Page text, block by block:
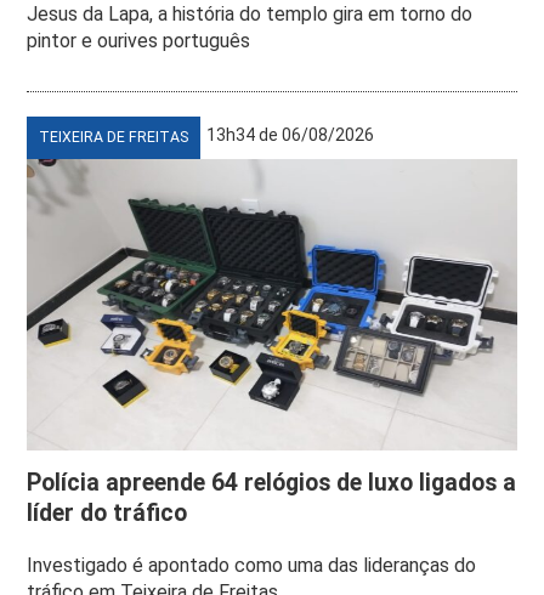
Jesus da Lapa, a história do templo gira em torno do
pintor e ourives português
TEIXEIRA DE FREITAS 13h34 de 06/08/2026
Polícia apreende 64 relógios de luxo ligados a
líder do tráfico
Investigado é apontado como uma das lideranças do